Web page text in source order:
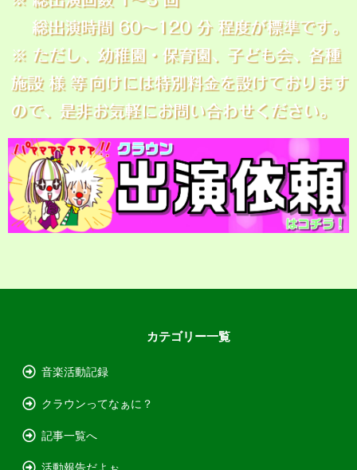
カテゴリー一覧
音楽活動記録
クラウンってなぁに？
記事一覧へ